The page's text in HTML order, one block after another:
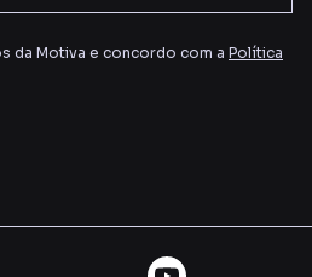
da Motiva e concordo com a Política